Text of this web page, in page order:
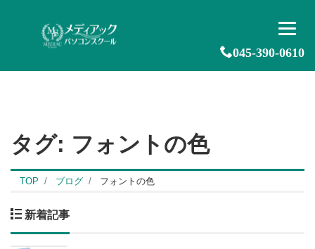
045-390-0610
タグ: フォントの色
TOP ブログ フォントの色
新着記事